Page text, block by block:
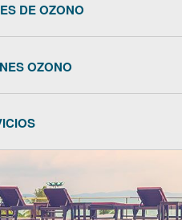
DE OZONO
OZONO